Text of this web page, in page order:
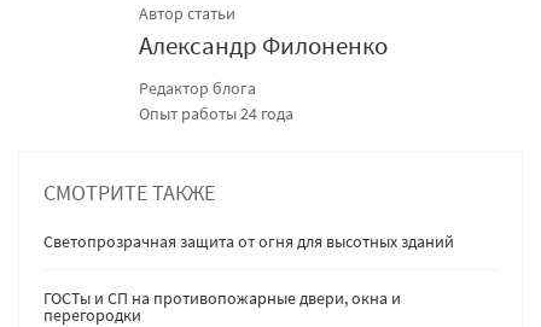
Автор статьи
Александр Филоненко
Редактор блога
Опыт работы 24 года
СМОТРИТЕ ТАКЖЕ
Светопрозрачная защита от огня для высотных зданий
ГОСТы и СП на противопожарные двери, окна и
перегородки